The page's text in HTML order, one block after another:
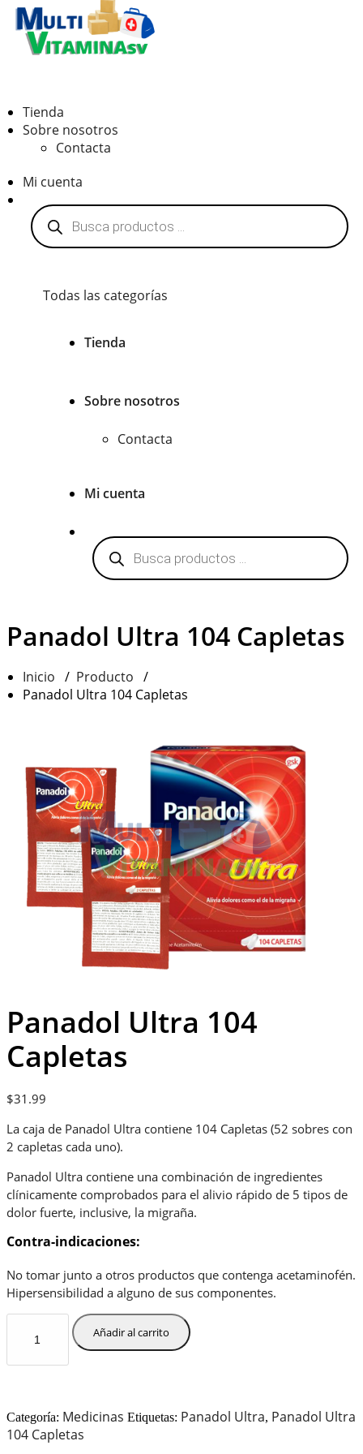
Tienda
Sobre nosotros
Contacta
Mi cuenta
Búsqueda
de
productos
Todas las categorías
Tienda
Sobre nosotros
Contacta
Mi cuenta
Búsqueda
de
productos
Panadol Ultra 104 Capletas
Inicio / Producto /
Panadol Ultra 104 Capletas
Panadol Ultra 104
Capletas
$31.99
La caja de Panadol Ultra contiene 104 Capletas (52 sobres con
2 capletas cada uno).
Panadol Ultra contiene una combinación de ingredientes
clínicamente comprobados para el alivio rápido de 5 tipos de
dolor fuerte, inclusive, la migraña.
Contra-indicaciones:
No tomar junto a otros productos que contenga acetaminofén.
Hipersensibilidad a alguno de sus componentes.
Capletas
Añadir al carrito
Categoría: Medicinas Etiquetas: Panadol Ultra, Panadol Ultra
104 Capletas